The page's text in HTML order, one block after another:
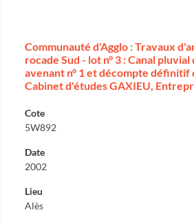
Communauté d'Agglo : Travaux
rocade Sud - lot n° 3 : Canal pluvial
avenant n° 1 et décompte définitif
Cabinet d'études GAXIEU,
Cote
5W892
Date
2002
Lieu
Alès